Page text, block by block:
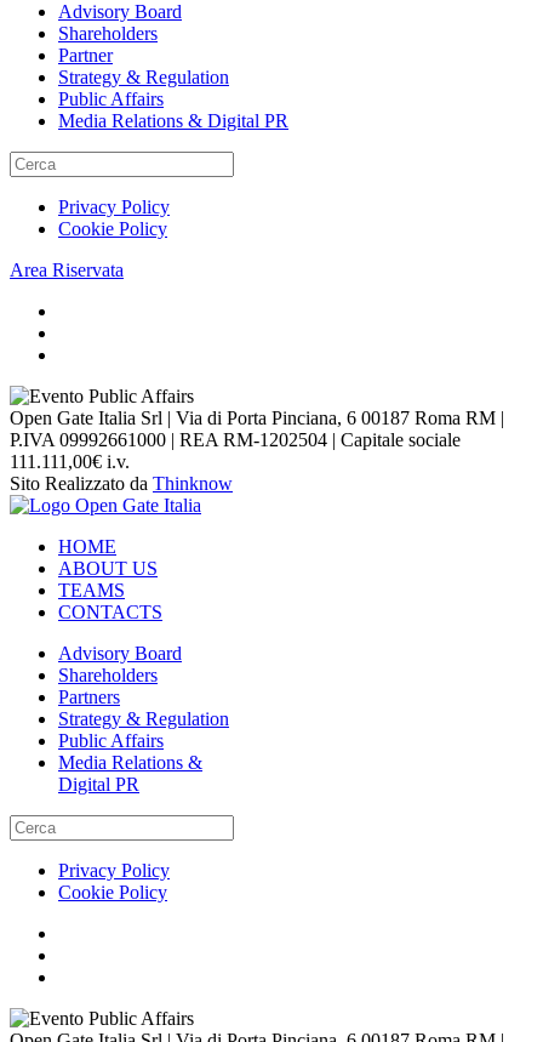
Advisory Board
Shareholders
Partner
Strategy & Regulation
Public Affairs
Media Relations & Digital PR
Privacy Policy
Cookie Policy
Area Riservata
Open Gate Italia Srl | Via di Porta Pinciana, 6 00187 Roma RM |
P.IVA 09992661000 | REA RM-1202504 | Capitale sociale
111.111,00€ i.v.
Sito Realizzato da Thinknow
HOME
ABOUT US
TEAMS
CONTACTS
Advisory Board
Shareholders
Partners
Strategy & Regulation
Public Affairs
Media Relations &
Digital PR
Privacy Policy
Cookie Policy